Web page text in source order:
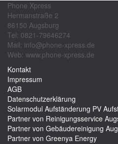
Phone Xpress
Hermanstraße 2
86150 Augsburg
Tel: 0821-79646274
Mail: info@phone-xpress.de
Web: www.phone-xpress.de
Kontakt
Impressum
AGB
Datenschutzerklärung
Solarmodul Aufständerung PV
Partner von Reinigungsservice
Partner von Gebäudereinigung
Partner von Greenya Energy